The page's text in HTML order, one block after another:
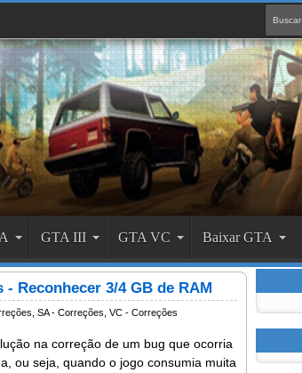
GTA III GTA VC Baixar GTA
Reconhecer 3/4 GB de RAM
SA - Correções VC - Correções
na correção de um bug que ocorria
ou seja, quando o jogo consumia muita